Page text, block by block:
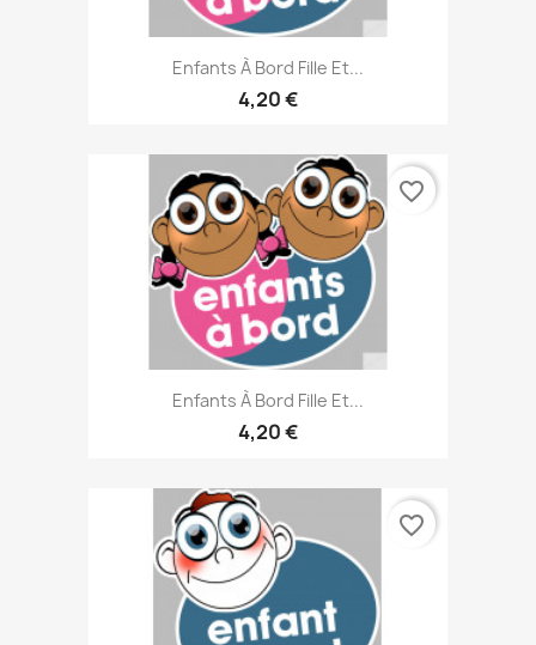
Enfants À Bord Fille Et...
4,20 €
Enfants À Bord Fille Et...
4,20 €
favorite_border
favorite_border